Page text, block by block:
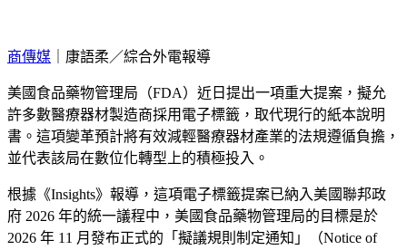
商傳媒 ｜康語柔／綜合外電報導
美國食品藥物管理局（FDA）近日提出一項重大提案，擬允
許多數醫療器材製造商採用電子標籤，取代現行的紙本說明
書。這項變革預計將有效減輕醫療器材產業的法規遵循負擔，
並代表該局在數位化轉型上的積極投入。
根據《Insights》報導，這項電子標籤提案已納入美國聯邦政
府 2026 年的統一議程中，美國食品藥物管理局的目標是於
2026 年 11 月發布正式的「擬議規則制定通知」（Notice of